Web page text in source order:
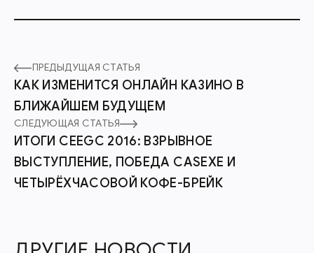
ПРЕДЫДУЩАЯ СТАТЬЯ
КАК ИЗМЕНИТСЯ ОНЛАЙН КАЗИНО В
БЛИЖАЙШЕМ БУДУЩЕМ
СЛЕДУЮЩАЯ СТАТЬЯ
ИТОГИ CEEGC 2016: ВЗРЫВНОЕ
ВЫСТУПЛЕНИЕ, ПОБЕДА CASEXE И
ЧЕТЫРЁХЧАСОВОЙ КОФЕ-БРЕЙК